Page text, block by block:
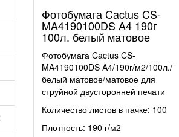
Фотобумага Cactus CS-
MA4190100DS A4 190г
100л. белый матовое
Фотобумага Cactus CS-
MA4190100DS A4/190г/м2/100л./
белый матовое/матовое для
струйной двусторонней печати
Количество листов в пачке: 100
Плотность: 190 г/м2